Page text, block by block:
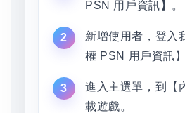
PSN 用戶資訊】。
新增使用者，登入
權 PSN 用戶資訊】
進入主選單，到【
載遊戲。